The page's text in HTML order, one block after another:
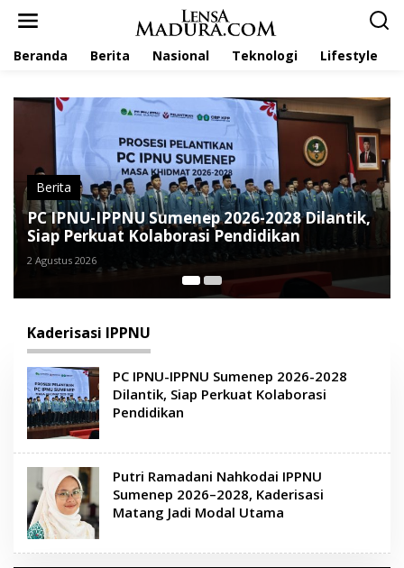
Beranda Berita Nasional Teknologi Lifestyle
Sumenep 2026-2028 Dilantik,
Pendidikan
Berita
Putri Ramadani
2026–2028,
Utama
Kaderisasi IPPNU
PC IPNU-IPPNU Sumenep 2026-2028
Dilantik, Siap Perkuat Kolaborasi
Pendidikan
Putri Ramadani Nahkodai IPPNU
Sumenep 2026–2028, Kaderisasi
Matang Jadi Modal Utama